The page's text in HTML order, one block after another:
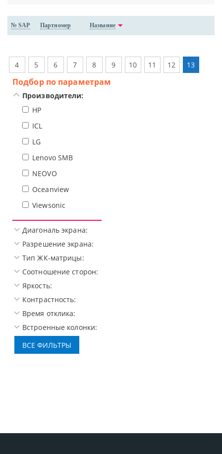
№ SAP Партномер Название
4 5 6 7 8 9 10 11 12 13
Подбор по параметрам
Производители:
HP
ICL
LG
Lenovo SMB
NEOVO
Oceanview
Viewsonic
Диагональ экрана:
Разрешение экрана:
Тип ЖК-матрицы:
Соотношение сторон:
Яркость:
Контрастность:
Время отклика:
Встроенные колонки: